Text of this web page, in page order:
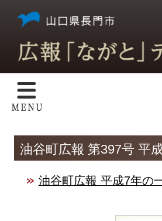
油谷町広報 第397号 平
油谷町広報 平成7年の